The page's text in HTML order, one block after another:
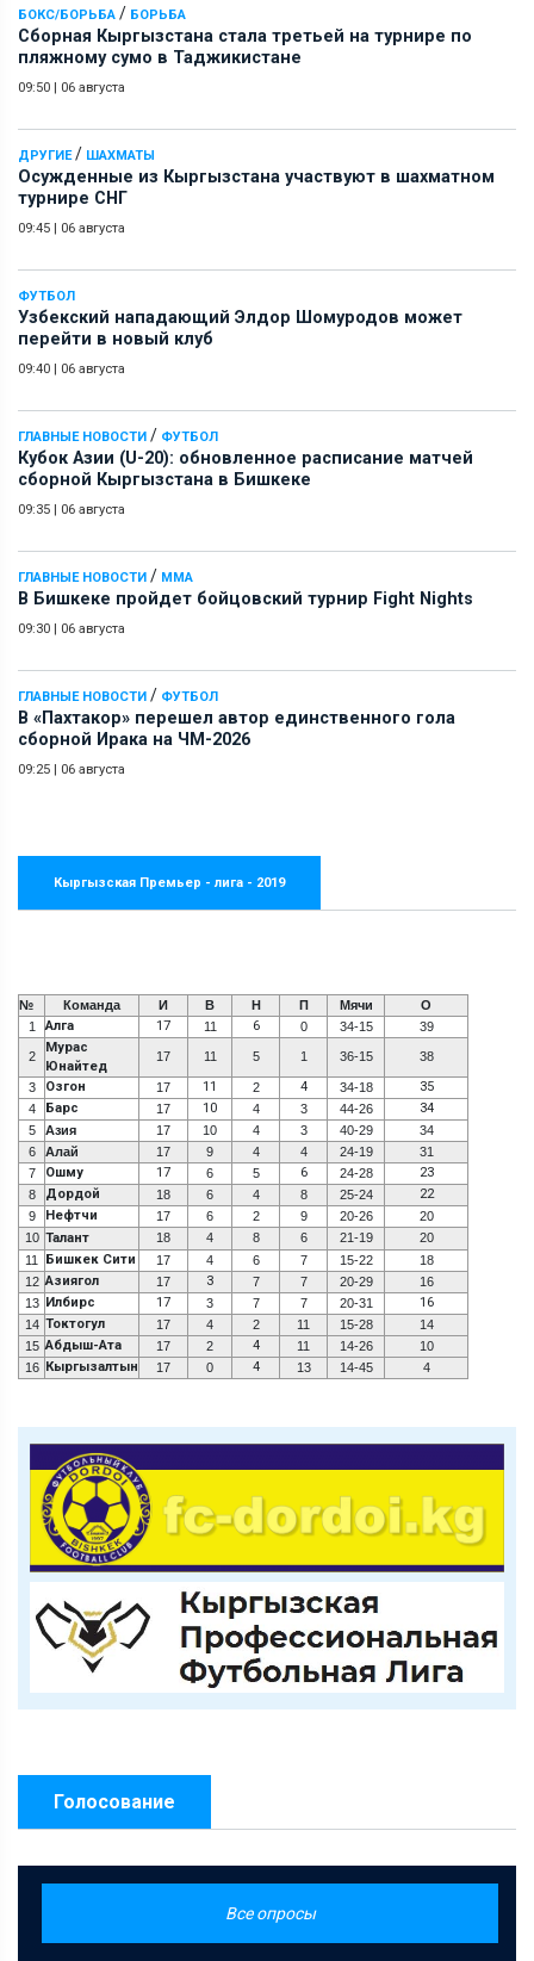
БОКС/БОРЬБА / БОРЬБА
Сборная Кыргызстана стала третьей на турнире по
пляжному сумо в Таджикистане
09:50 06 августа
ДРУГИЕ/ ШАХМАТЫ
Осужденные из Кыргызстана участвуют в шахматном
турнире СНГ
09:45 06 августа
ФУТБОЛ
Узбекский нападающий Элдор Шомуродов может
перейти в новый клуб
09:40 06 августа
ГЛАВНЫЕ НОВОСТИ / ФУТБОЛ
Кубок Азии (U-20): обновленное расписание матчей
сборной Кыргызстана в Бишкеке
09:35 06 августа
ГЛАВНЫЕ НОВОСТИ / ММА
В Бишкеке пройдет бойцовский турнир Fight Nights
09:30 06 августа
ГЛАВНЫЕ НОВОСТИ / ФУТБОЛ
В «Пахтакор» перешел автор единственного гола
сборной Ирака на ЧМ-2026
09:25 06 августа
Кыргызская Премьер - лига - 2019
№ Команда И В Н П Мячи
О
1
Алга 17 11 6 0 34-15 39
2
Мурас
Юнайтед
17 11 5 1 36-15 38
3 Озгон 17 11 2 4 34-18 35
4 Барс 17 10 4 3 44-26 34
5 Азия 17 10 4 3 40-29
34
6
Алай 17 9 4 4 24-19
31
7
Ошму 17 6 5 6 24-28 23
8 Дордой 18 6 4 8 25-24 22
9 Нефтчи 17 6 2 9 20-26
20
10 Талант 18 4 8 6 21-19
20
11
Бишкек Сити 17 4 6 7 15-22
18
12 Азиягол 17 3 7 7 20-29
16
13
Илбирс 17 3 7 7 20-31 16
14 Токтогул 17 4 2 11 15-28
14
15 Абдыш-Ата 17 2 4 11 14-26
10
16
Кыргызалтын 17 0 4 13 14-45 4
Голосование
Все опросы